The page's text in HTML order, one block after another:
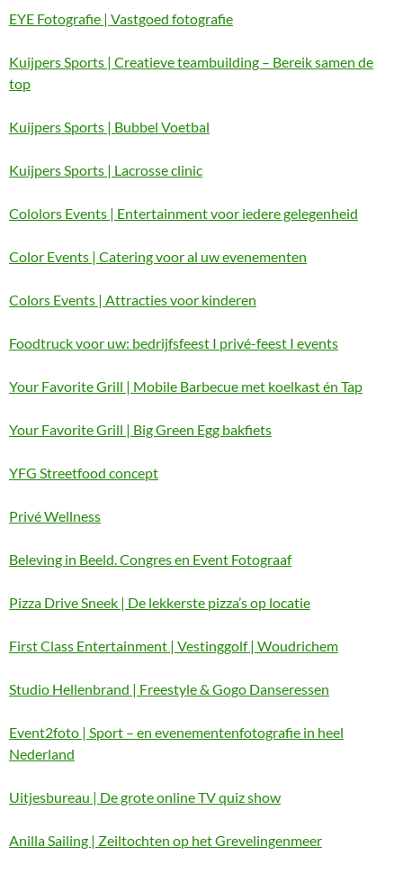
EYE Fotografie | Vastgoed fotografie
Kuijpers Sports | Creatieve teambuilding – Bereik samen de
top
Kuijpers Sports | Bubbel Voetbal
Kuijpers Sports | Lacrosse clinic
Cololors Events | Entertainment voor iedere gelegenheid
Color Events | Catering voor al uw evenementen
Colors Events | Attracties voor kinderen
Foodtruck voor uw: bedrijfsfeest I privé-feest I events
Your Favorite Grill | Mobile Barbecue met koelkast én Tap
Your Favorite Grill | Big Green Egg bakfiets
YFG Streetfood concept
Privé Wellness
Beleving in Beeld. Congres en Event Fotograaf
Pizza Drive Sneek | De lekkerste pizza’s op locatie
First Class Entertainment | Vestinggolf | Woudrichem
Studio Hellenbrand | Freestyle & Gogo Danseressen
Event2foto | Sport – en evenementenfotografie in heel
Nederland
Uitjesbureau | De grote online TV quiz show
Anilla Sailing | Zeiltochten op het Grevelingenmeer